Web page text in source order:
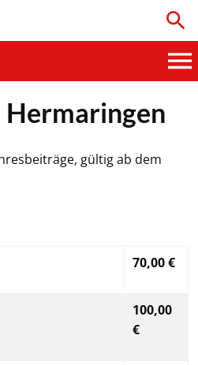
Hermaringen
gültig ab dem
70,00 €
100,00
€